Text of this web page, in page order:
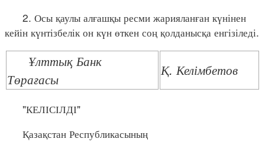
2. Осы қаулы алғашқы ресми жарияланған күнінен
кейін күнтізбелік он күн өткен соң қолданысқа енгізіледі.
Ұлттық Банк
Төрағасы
Қ. Келімбетов
"КЕЛІСІЛДІ"
Қазақстан Республикасының